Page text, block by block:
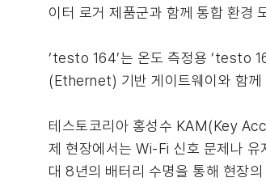
이터 로거 제품군과 함께 통합 환경
‘testo 164’는 온도 측정용 ‘testo
(Ethernet) 기반 게이트웨이와 함께
테스토코리아 홍성수 KAM(Key
제 현장에서는 Wi-Fi 신호 문제나
대 8년의 배터리 수명을 통해 현장